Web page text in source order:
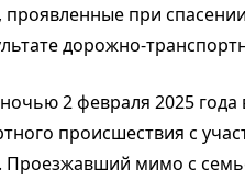
при
дорожно-
2 февраля 2025 года
происшествия с
мимо с